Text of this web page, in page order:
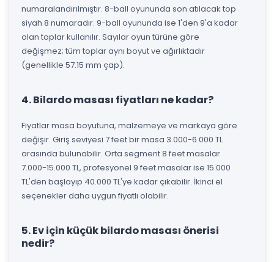
numaralandırılmıştır. 8-ball oyununda son atılacak top
siyah 8 numaradır. 9-ball oyununda ise 1'den 9'a kadar
olan toplar kullanılır. Sayılar oyun türüne göre
değişmez; tüm toplar aynı boyut ve ağırlıktadır
(genellikle 57.15 mm çap).
4. Bilardo masası fiyatları ne kadar?
Fiyatlar masa boyutuna, malzemeye ve markaya göre
değişir. Giriş seviyesi 7 feet bir masa 3.000-6.000 TL
arasında bulunabilir. Orta segment 8 feet masalar
7.000-15.000 TL, profesyonel 9 feet masalar ise 15.000
TL'den başlayıp 40.000 TL'ye kadar çıkabilir. İkinci el
seçenekler daha uygun fiyatlı olabilir.
5. Ev için küçük bilardo masası önerisi
nedir?